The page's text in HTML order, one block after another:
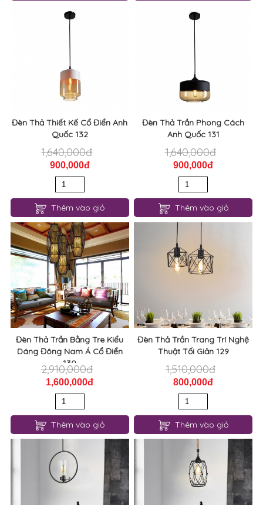
Đèn Thả Thiết Kế Cổ Điển Anh
Quốc 132
1,640,000đ
900,000đ
Thêm vào giỏ
Đèn Thả Trần Phong Cách
Anh Quốc 131
1,640,000đ
900,000đ
Thêm vào giỏ
Đèn Thả Trần Bằng Tre Kiểu
Dáng Đông Nam Á Cổ Điển
130
2,910,000đ
1,600,000đ
Thêm vào giỏ
Đèn Thả Trần Trang Trí Nghệ
Thuật Tối Giản 129
1,510,000đ
800,000đ
Thêm vào giỏ